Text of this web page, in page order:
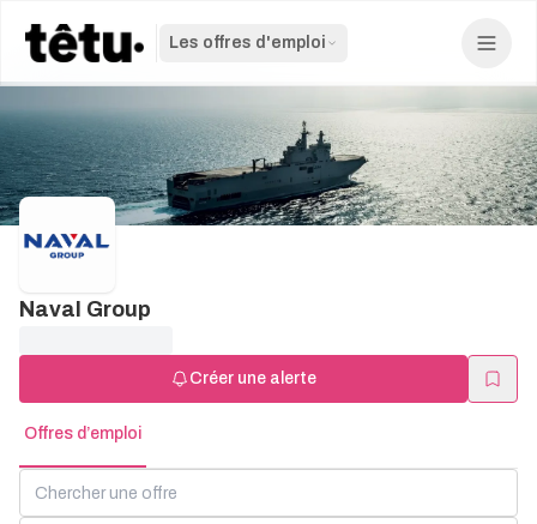
Les offres d'emploi
Naval Group
Créer une alerte
Offres d’emploi